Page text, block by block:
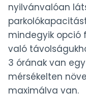
nyilvánvalóan
mindegyik opció
való
3 órának van
mérsékelten
maximálva van.